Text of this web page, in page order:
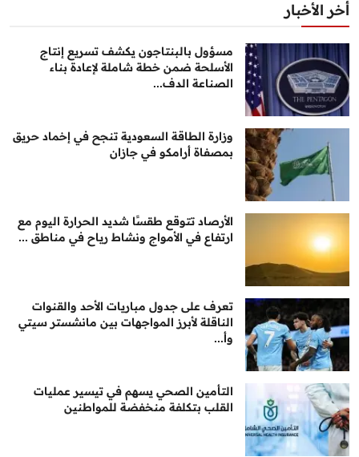
أخر الأخبار
مسؤول بالبنتاجون يكشف تسريع إنتاج
الأسلحة ضمن خطة شاملة لإعادة بناء
الصناعة الدف...
وزارة الطاقة السعودية تنجح في إخماد حريق
بمصفاة أرامكو في جازان
الأرصاد تتوقع طقسًا شديد الحرارة اليوم مع
ارتفاع في الأمواج ونشاط رياح في مناطق ...
تعرف على جدول مباريات الأحد والقنوات
الناقلة لأبرز المواجهات بين مانشستر سيتي
وأ...
التأمين الصحي يسهم في تيسير عمليات
القلب بتكلفة منخفضة للمواطنين